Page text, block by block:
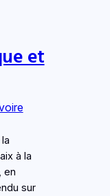
et
à la
en
sur